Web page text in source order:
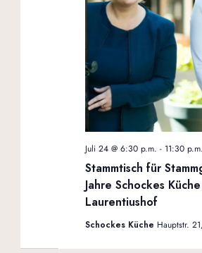
Stammtisch für
Jahre Schockes
Laurentiushof
Juli 24 @ 6:30 p.m. - 11:30 p.m.
Schockes Küche Hauptstr.